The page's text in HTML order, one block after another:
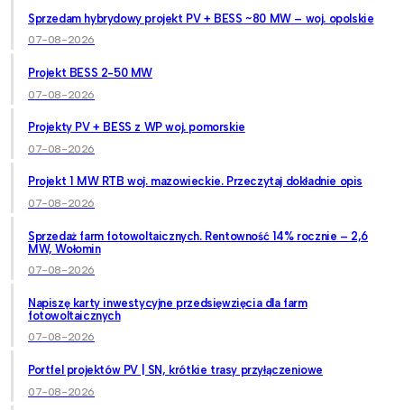
Sprzedam hybrydowy projekt PV + BESS ~80 MW – woj. opolskie
07-08-2026
Projekt BESS 2-50 MW
07-08-2026
Projekty PV + BESS z WP woj. pomorskie
07-08-2026
Projekt 1 MW RTB woj. mazowieckie. Przeczytaj dokładnie opis
07-08-2026
Sprzedaż farm fotowoltaicznych. Rentowność 14% rocznie – 2,6
MW, Wołomin
07-08-2026
Napiszę karty inwestycyjne przedsięwzięcia dla farm
fotowoltaicznych
07-08-2026
Portfel projektów PV | SN, krótkie trasy przyłączeniowe
07-08-2026